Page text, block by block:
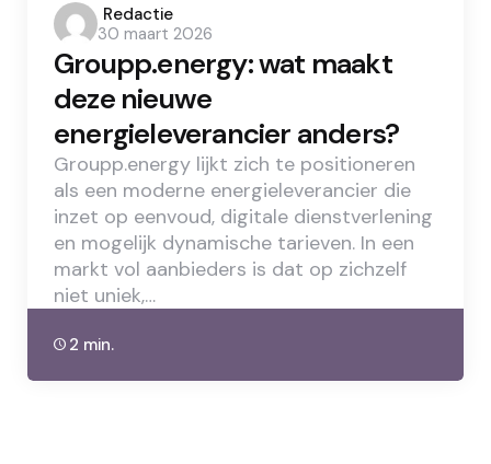
Posted
by
Redactie
30 maart 2026
Groupp.energy: wat maakt
deze nieuwe
energieleverancier anders?
Groupp.energy lijkt zich te positioneren
als een moderne energieleverancier die
inzet op eenvoud, digitale dienstverlening
en mogelijk dynamische tarieven. In een
markt vol aanbieders is dat op zichzelf
niet uniek,…
2 min.